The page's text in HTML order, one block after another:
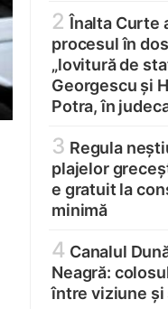
2 Înalta Curte
procesul în
„lovitură de
Georgescu și
Potra, în
3 Regula
plajelor
e gratuit la
minimă
4 Canalul
Neagră:
între viziune